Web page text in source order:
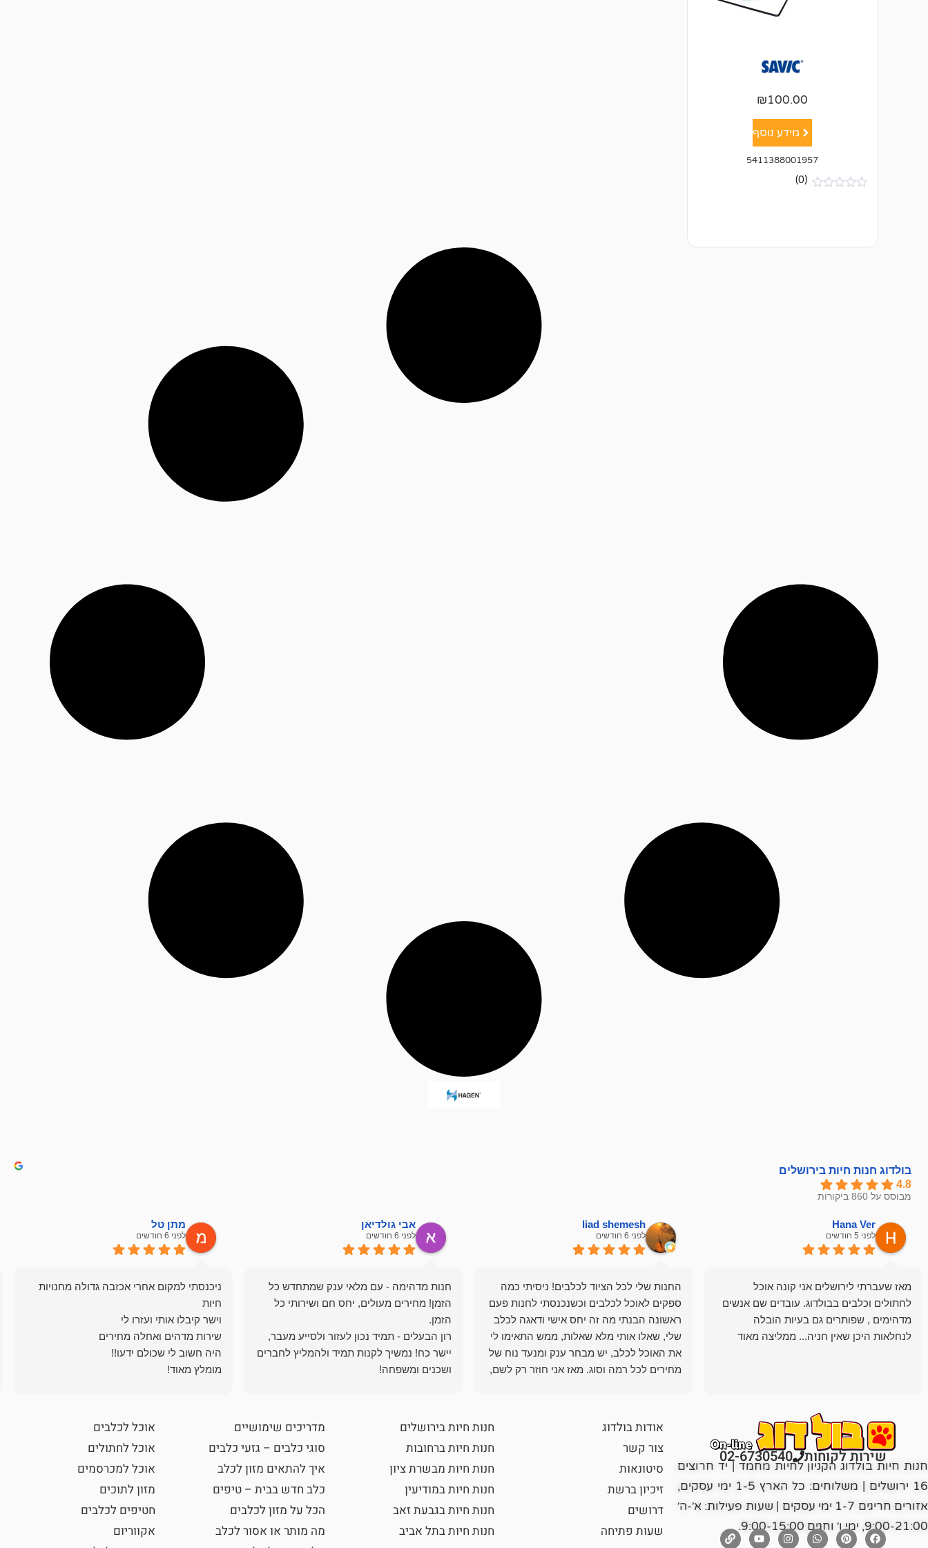
₪100.00
מידע נוסף
5411388001957
ק
(0)
בולדוג חנות חיות בירושלים
4.8
מבוסס על 860 ביקורות
Hana Ver
לפני 5 חודשים
מאז שעברתי לירושלים אני קונה אוכל
לחתולים וכלבים בבולדוג. עובדים שם אנשים
מדהימים , שפותרים גם בעיות הובלה
לנחלאות היכן שאין חניה... ממליצה מאוד
liad shemesh
לפני 6 חודשים
החנות שלי לכל הציוד לכלבים! ניסיתי כמה
ספקים לאוכל לכלבים וכשנכנסתי לחנות פעם
ראשונה הבנתי מה זה יחס אישי ודאגה לכלב
שלי, שאלו אותי מלא שאלות, ממש התאימו לי
את האוכל לכלב, יש מבחר ענק ומנעד נוח של
מחירים לכל רמה וסוג. מאז אני חוזר רק לשם,
אבי גולדיאן
לפני 6 חודשים
חנות מדהימה - עם מלאי ענק שמתחדש כל
הזמן! מחירים מעולים, יחס חם ושירותי כל
רון הבעלים - תמיד נכון לעזור ולסייע מעבר,
יישר כח! נמשיך לקנות תמיד ולהמליץ לחברים
ושכנים ומשפחה!
מתן טל
לפני 6 חודשים
ניכנסתי למקום אחרי אכזבה גדולה מחנויות
מומלץ מאוד!
שירות לקוחות 02-6730540
חנות חיות בולדוג הקניון לחיות מחמד | יד חרוצים
16 ירושלים | משלוחים: כל הארץ 1-5 ימי עסקים,
אזורים חריגים 1-7 ימי עסקים | שעות פעילות: א׳-ה׳
9:00-21:00, ימי ו׳ וחגים 9:00-15:00.
אודות בולדוג
צור קשר
סיטונאות
זיכיון ברשת
דרושים
שעות פתיחה
חנות חיות בירושלים
חנות חיות ברחובות
חנות חיות מבשרת ציון
חנות חיות במודיעין
חנות חיות בגבעת זאב
חנות חיות בתל אביב
מדריכים שימושיים
סוגי כלבים – גזעי כלבים
איך להתאים מזון לכלב
כלב חדש בבית – טיפים
הכל על מזון לכלבים
מה מותר או אסור לכלב
אוכל לכלבים
אוכל לחתולים
אוכל למכרסמים
מזון לתוכים
חטיפים לכלבים
אקווריום